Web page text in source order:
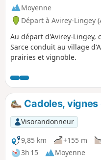
Moyenne
Départ à Avirey-Lingey
Au départ d'Avirey-Lingey,
Sarce conduit au village
prairies et vignoble.
Cadoles,
Visorandonneur
9,85 km
+155 m
3h 15
Moyenne